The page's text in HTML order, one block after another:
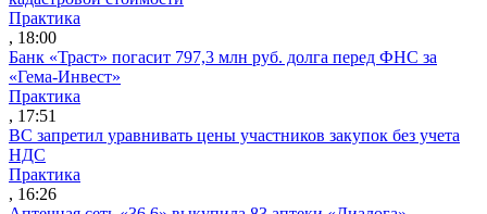
Практика
, 18:00
Банк «Траст» погасит 797,3 млн руб. долга перед ФНС за
«Гема-Инвест»
Практика
, 17:51
ВС запретил уравнивать цены участников закупок без учета
НДС
Практика
, 16:26